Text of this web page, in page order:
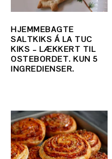
HJEMMEBAGTE
SALTKIKS Á LA TUC
KIKS – LÆKKERT TIL
OSTEBORDET. KUN 5
INGREDIENSER.